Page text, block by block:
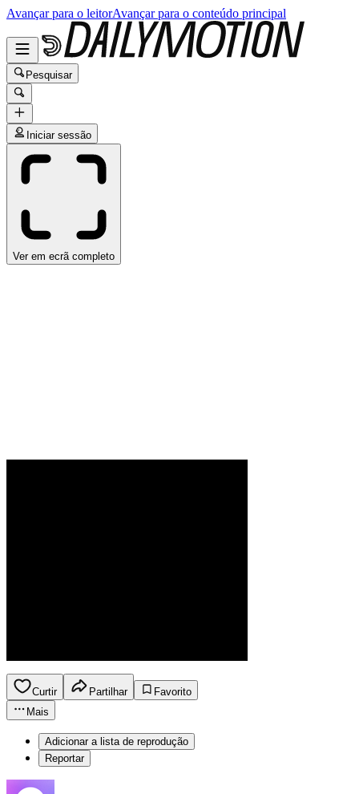
Avançar para o leitorAvançar para o conteúdo principal
Pesquisar
Iniciar sessão
Ver em ecrã completo
Curtir Partilhar
Favorito
Mais
Adicionar a lista de reprodução
Reportar